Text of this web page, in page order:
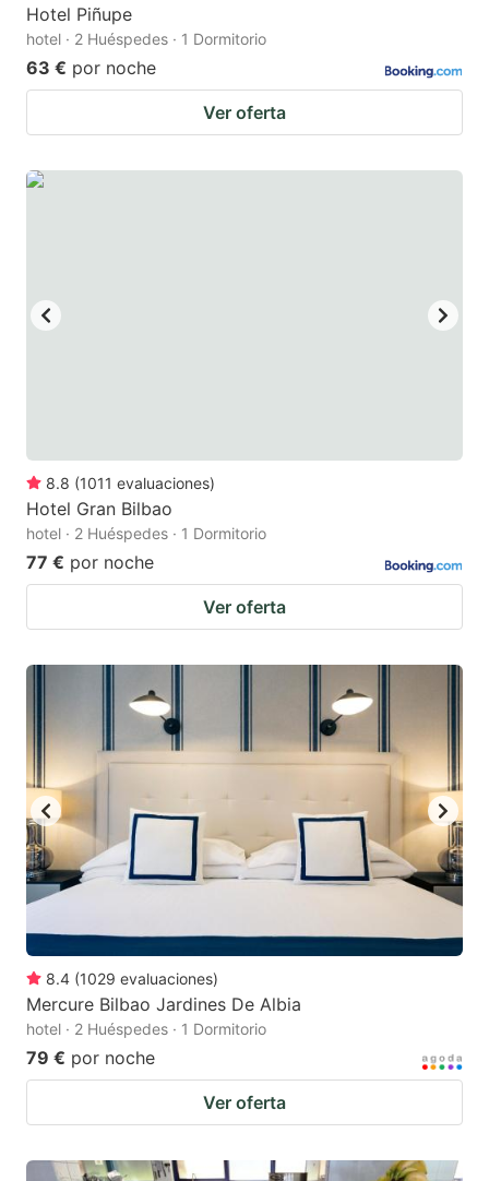
Hotel Piñupe
hotel · 2 Huéspedes · 1 Dormitorio
63 € por noche
Ver oferta
8.8 (1011 evaluaciones)
Hotel Gran Bilbao
hotel · 2 Huéspedes · 1 Dormitorio
77 € por noche
Ver oferta
8.4 (1029 evaluaciones)
Mercure Bilbao Jardines De Albia
hotel · 2 Huéspedes · 1 Dormitorio
79 € por noche
Ver oferta